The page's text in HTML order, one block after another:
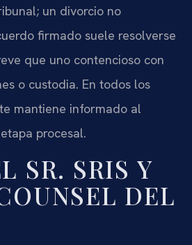
un divorcio no
firmado suele resolverse
que uno contencioso con
o custodia. En todos los
mantiene informado al
procesal.
SR. SRIS Y
DEL